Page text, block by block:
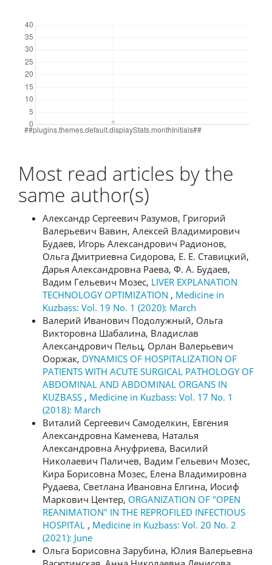
Most read articles by the
same author(s)
Александр Сергеевич Разумов, Григорий
Валерьевич Вавин, Алексей Владимирович
Будаев, Игорь Александрович Радионов,
Ольга Дмитриевна Сидорова, Е. Е. Ставицкий,
Дарья Александровна Раева, Ф. А. Будаев,
Вадим Гельевич Мозес, LIVER EXPLANATION
TECHNOLOGY OPTIMIZATION , Medicine in
Kuzbass: Vol. 19 No. 1 (2020): March
Валерий Иванович Подолужный, Ольга
Викторовна Шабалина, Владислав
Александрович Пельц, Орлан Валерьевич
Ооржак, DYNAMICS OF HOSPITALIZATION OF
PATIENTS WITH ACUTE SURGICAL PATHOLOGY OF
ABDOMINAL AND ABDOMINAL ORGANS IN
KUZBASS , Medicine in Kuzbass: Vol. 17 No. 1
(2018): March
Виталий Сергеевич Самоделкин, Евгения
Александровна Каменева, Наталья
Александровна Ануфриева, Василий
Николаевич Паличев, Вадим Гельевич Мозес,
Кира Борисовна Мозес, Елена Владимировна
Рудаева, Светлана Ивановна Елгина, Иосиф
Маркович Центер, ORGANIZATION OF "OPEN
REANIMATION" IN THE REPROFILED INFECTIOUS
HOSPITAL , Medicine in Kuzbass: Vol. 20 No. 2
(2021): June
Ольга Борисовна Зарубина, Юлия Валерьевна